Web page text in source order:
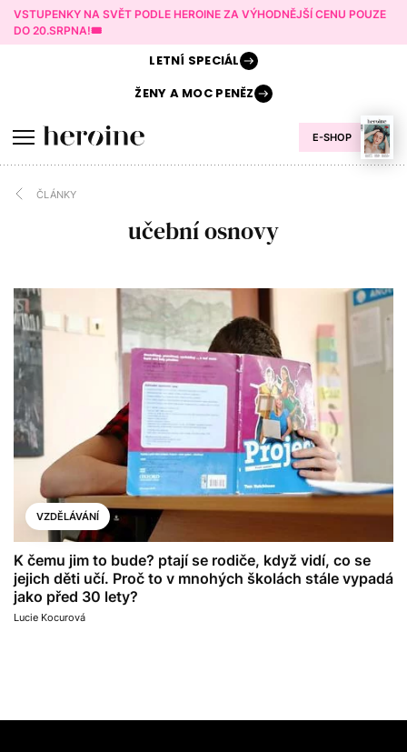
VSTUPENKY NA SVĚT PODLE HEROINE ZA VÝHODNĚJŠÍ CENU POUZE
DO 20.SRPNA!🎟️
E-SHOP
LETNÍ SPECIÁL
ŽENY AMOC PENĚZ
ČLÁNKY
učební osnovy
VZDĚLÁVÁNÍ
K čemu jim to bude? ptají se rodiče, když vidí, co se
jejich děti učí. Proč to v mnohých školách stále vypadá
jako před 30 lety?
Lucie Kocurová